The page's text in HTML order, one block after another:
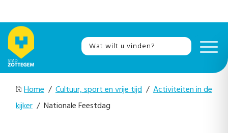
Home / Cultuur, sport en vrije tijd / Activiteiten in de
kijker / Nationale Feestdag